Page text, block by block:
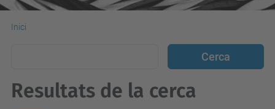
Inici
Resultats de la cerca